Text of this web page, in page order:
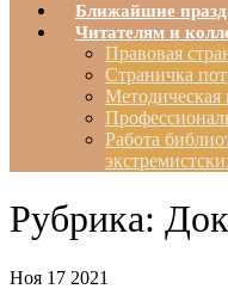
Ближайшие
Читателям и
Правовая
Страничка
Методическая
Работа
Рубрика:
Ноя 17 2021